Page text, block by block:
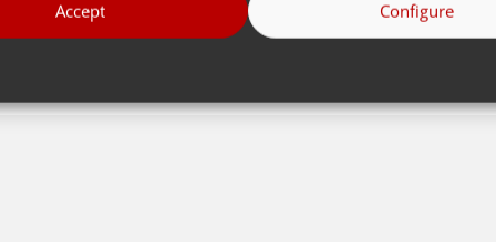
Accept Configure
Kembali